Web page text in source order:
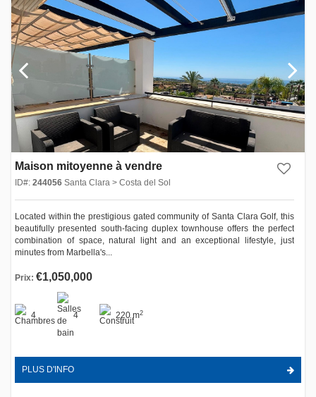
Maison mitoyenne à vendre
ID#: 244056 Santa Clara > Costa del Sol
Located within the prestigious gated community of Santa Clara Golf, this
beautifully presented south-facing duplex townhouse offers the perfect
combination of space, natural light and an exceptional lifestyle, just
minutes from Marbella's...
Prix: €1,050,000
4 4 220 m2
PLUS D'INFO